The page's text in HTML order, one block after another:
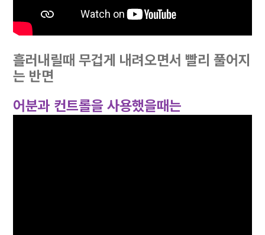
흘러내릴때 무겁게 내려오면서 빨리 풀어지
는 반면
어분과 컨트롤을 사용했을때는